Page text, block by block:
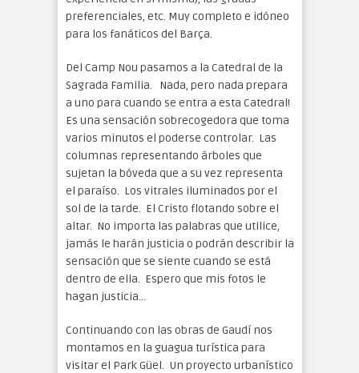
preferenciales, etc. Muy completo e idóneo
para los fanáticos del Barça.
Del Camp Nou pasamos a la Catedral de la
Sagrada Familia. Nada, pero nada prepara
a uno para cuando se entra a esta Catedral!
Es una sensación sobrecogedora que toma
varios minutos el poderse controlar. Las
columnas representando árboles que
sujetan la bóveda que a su vez representa
el paraíso. Los vitrales iluminados por el
sol de la tarde. El Cristo flotando sobre el
altar. No importa las palabras que utilice,
jamás le harán justicia o podrán describir la
sensación que se siente cuando se está
dentro de ella. Espero que mis fotos le
hagan justicia…
Continuando con las obras de Gaudí nos
montamos en la guagua turística para
visitar el Park Güel. Un proyecto urbanístico